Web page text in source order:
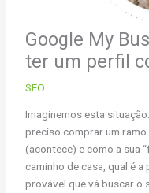
Google My
ter um perfil
SEO
Imaginemos esta
preciso comprar um
(acontece) e como a sua
caminho de casa, qual é a
provável que vá buscar o